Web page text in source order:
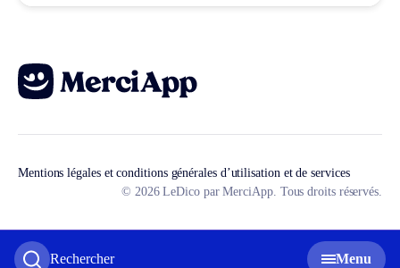
Rechercher Menu
Mentions légales et conditions générales d’utilisation et de services
© 2026 LeDico par MerciApp. Tous droits réservés.